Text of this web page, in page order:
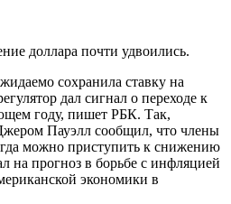
доллара почти удвоились.
сохранила ставку на
дал сигнал о переходе к
году, пишет РБК. Так,
Пауэлл сообщил, что члены
можно приступить к снижению
на прогноз в борьбе с инфляцией
экономики в